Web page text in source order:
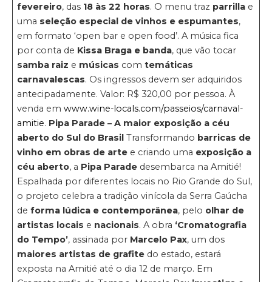
fevereiro, das 18 às 22 horas. O menu traz parrilla e
uma seleção especial de vinhos e espumantes,
em formato ‘open bar e open food’. A música fica
por conta de Kissa Braga e banda, que vão tocar
samba raiz e músicas com temáticas
carnavalescas. Os ingressos devem ser adquiridos
antecipadamente. Valor: R$ 320,00 por pessoa. À
venda emwww.wine-locals.com/passeios/carnaval-
amitie. Pipa Parade – A maior exposição a céu
aberto do Sul do Brasil Transformando barricas de
vinho em obras de arte e criando uma exposição a
céu aberto, a Pipa Parade desembarca na Amitié!
Espalhada por diferentes locais no Rio Grande do Sul,
o projeto celebra a tradição vinícola da Serra Gaúcha
deforma lúdica e contemporânea, pelo olhar de
artistas locais e nacionais. A obra ‘Cromatografia
do Tempo’, assinada por Marcelo Pax, um dos
maiores artistas de grafite do estado, estará
exposta na Amitié até o dia 12 de março. Em